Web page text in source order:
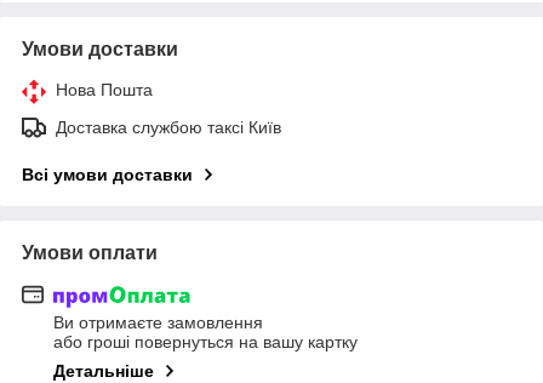
Умови доставки
Нова Пошта
Доставка службою таксі Київ
Всі умови доставки
Умови оплати
Ви отримаєте замовлення
або гроші повернуться на вашу картку
Детальніше